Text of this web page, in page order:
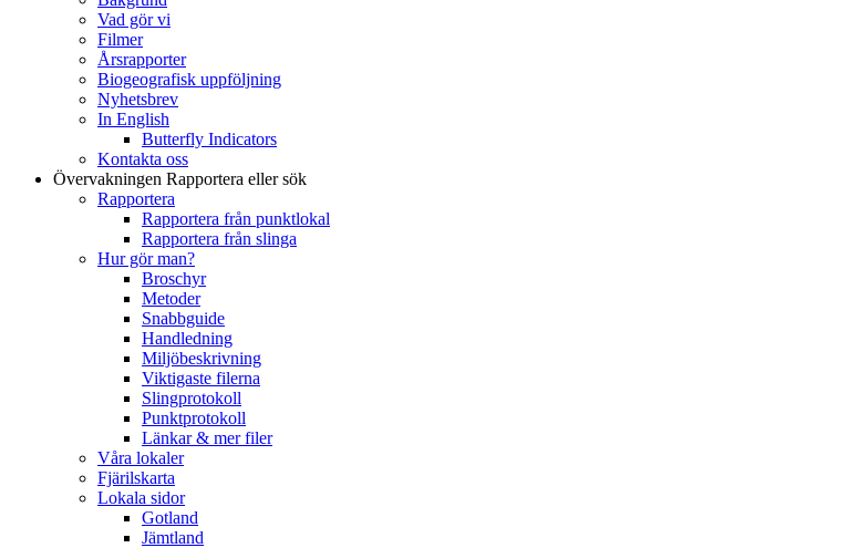
Vad gör vi
Filmer
Årsrapporter
Biogeografisk uppföljning
Nyhetsbrev
In English
Butterfly Indicators
Kontakta oss
Övervakningen Rapportera eller sök
Rapportera
Rapportera från punktlokal
Rapportera från slinga
Hur gör man?
Broschyr
Metoder
Snabbguide
Handledning
Miljöbeskrivning
Viktigaste filerna
Slingprotokoll
Punktprotokoll
Länkar & mer filer
Våra lokaler
Fjärilskarta
Lokala sidor
Gotland
Jämtland